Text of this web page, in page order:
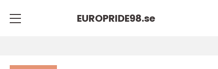
EUROPRIDE98.se